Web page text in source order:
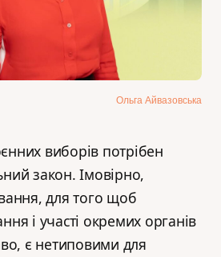
Ольга Айвазовська
виборів потрібен
закон. Імовірно,
для того щоб
і участі окремих органів
є нетиповими для